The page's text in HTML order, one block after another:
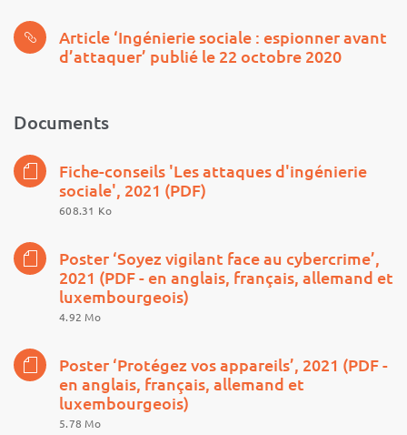
Article ‘Ingénierie sociale : espionner avant
d’attaquer’ publié le 22 octobre 2020
Documents
Fiche-conseils 'Les attaques d'ingénierie
sociale', 2021 (PDF)
608.31 Ko
Poster ‘Soyez vigilant face au cybercrime’,
2021 (PDF - en anglais, français, allemand et
luxembourgeois)
4.92 Mo
Poster ‘Protégez vos appareils’, 2021 (PDF -
en anglais, français, allemand et
luxembourgeois)
5.78 Mo